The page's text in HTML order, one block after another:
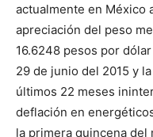
actualmente en México
apreciación del peso
16.6248 pesos por
29 de junio del 2015 y
últimos 22 meses
deflación en
la primera quincena del